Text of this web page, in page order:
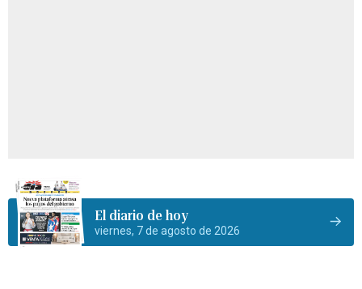
El diario de hoy
viernes, 7 de agosto de 2026